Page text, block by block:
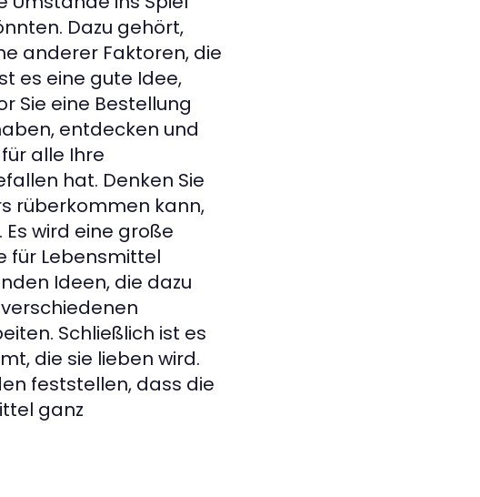
Dazu gehört,
anderer Faktoren, die
es eine gute Idee,
Sie eine Bestellung
entdecken und
alle Ihre
hat. Denken Sie
rüberkommen kann,
wird eine große
für Lebensmittel
Ideen, die dazu
Schließlich ist es
die sie lieben wird.
feststellen, dass die
ganz